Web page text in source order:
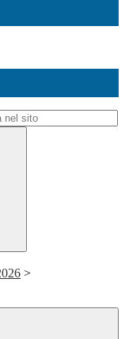
>